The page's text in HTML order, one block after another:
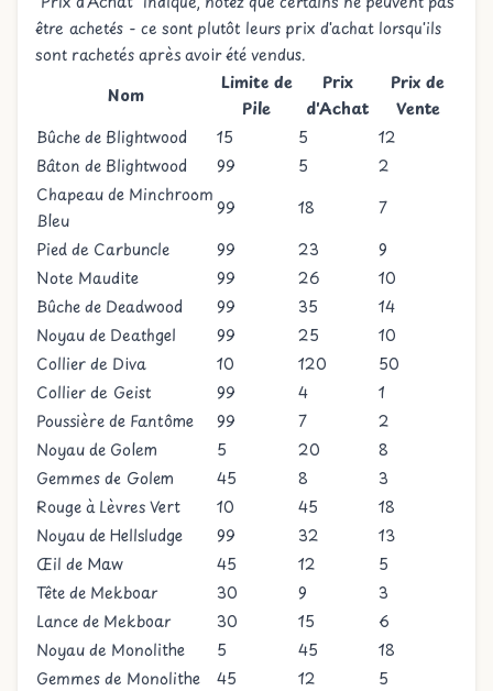
être achetés - ce sont plutôt leurs prix d'achat lorsqu'ils
sont rachetés après avoir été vendus.
Nom
Limite de
Pile
Prix
d'Achat
Prix de
Vente
Bûche de Blightwood
15 5
12
Bâton de Blightwood
99 5
2
Chapeau de Minchroom
Bleu
99 18
7
Pied de Carbuncle
99 23
9
Note Maudite
99 26
10
Bûche de Deadwood
99 35
14
Noyau de Deathgel
99 25
10
Collier de Diva
10 120
50
Collier de Geist
99 4
1
Poussière de Fantôme
99 7
2
Noyau de Golem
5 20
8
Gemmes de Golem
45 8
3
Rouge à Lèvres Vert
10 45
18
Noyau de Hellsludge
99 32
13
Œil de Maw
45 12
5
Tête de Mekboar
30 9
3
Lance de Mekboar
30 15
6
Noyau de Monolithe
5 45
18
Gemmes de Monolithe
45 12
5